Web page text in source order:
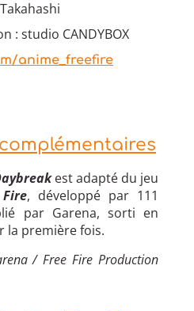
: studio C‍ANDYBOX
anime_freefire
est adapté du jeu
, développé par 111
par Garena, sorti en
la première fois.
/ Free Fire Production